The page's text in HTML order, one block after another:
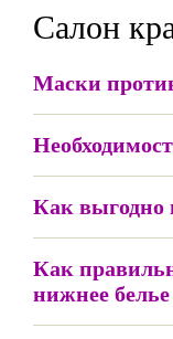
Салон
Маски
Как выгодно
Как
нижнее белье